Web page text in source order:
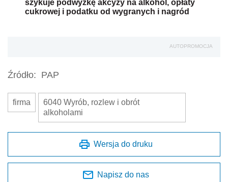
szykuje podwyżkę akcyzy na alkohol, opłaty
cukrowej i podatku od wygranych i nagród
AUTOPROMOCJA
Źródło: PAP
firma
6040 Wyrób, rozlew i obrót
alkoholami
Wersja do druku
Napisz do nas